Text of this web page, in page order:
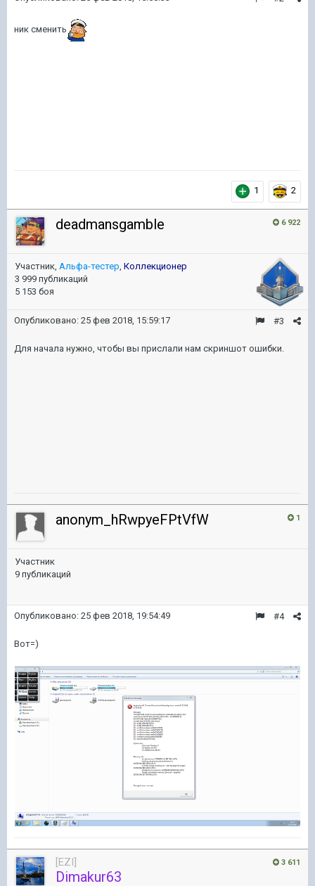
ник сменить
1 2
6 922
deadmansgamble
Участник, Альфа-тестер, Коллекционер
3 999 публикаций
5 153 боя
#3
Опубликовано: 25 фев 2018, 15:59:17
Для начала нужно, чтобы вы прислали нам скриншот ошибки.
1
anonym_hRwpyeFPtVfW
Участник
9 публикаций
#4
Опубликовано: 25 фев 2018, 19:54:49
Вот=)
3 611
[EZI]
Dimakur63